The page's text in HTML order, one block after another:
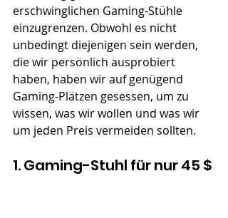
erschwinglichen Gaming-Stühle
einzugrenzen. Obwohl es nicht
unbedingt diejenigen sein werden,
die wir persönlich ausprobiert
haben, haben wir auf genügend
Gaming-Plätzen gesessen, um zu
wissen, was wir wollen und was wir
um jeden Preis vermeiden sollten.
1. Gaming-Stuhl für nur 45 $